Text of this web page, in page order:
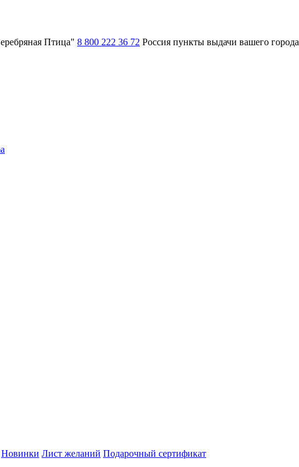
Птица" 8 800 222 36 72 Россия пункты выдачи вашего города
Новинки Лист желаний Подарочный сертификат